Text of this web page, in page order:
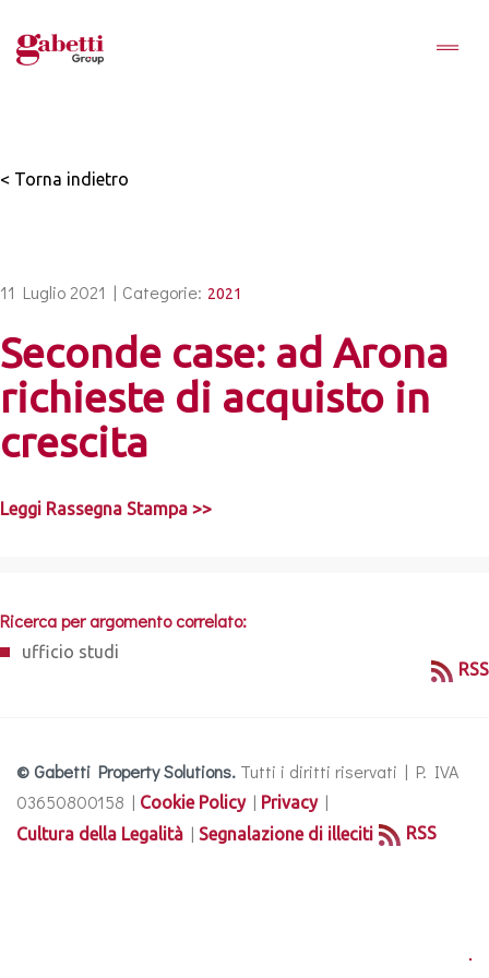
< Torna indietro
11 Luglio 2021 | Categorie: 2021
Seconde case: ad Arona
richieste di acquisto in
crescita
Leggi Rassegna Stampa >>
Ricerca per argomento correlato:
ufficio studi
RSS
© Gabetti Property Solutions. Tutti i diritti riservati | P. IVA
03650800158 | Cookie Policy| Privacy|
Cultura della Legalità | Segnalazione di illeciti RSS